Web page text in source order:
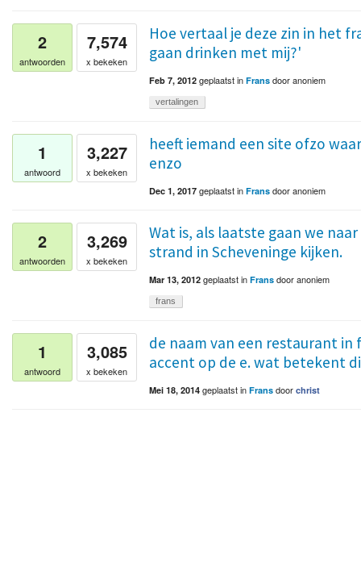
2
antwoorden
7,574
x bekeken
Hoe vertaal je deze zin in het
gaan drinken met mij?'
Feb 7, 2012 geplaatstin Frans dooranoniem
vertalingen
1
antwoord
3,227
x bekeken
heeft iemand een site ofzo
enzo
Dec 1, 2017 geplaatstin Frans dooranoniem
2
antwoorden
3,269
x bekeken
Wat is, als laatste gaan we
strand in Scheveninge kijken.
Mar 13, 2012 geplaatstin Frans dooranoniem
frans
1
antwoord
3,085
x bekeken
de naam van een restaurant
accent op de e. wat betekent
Mei 18, 2014 geplaatstin Frans door christ